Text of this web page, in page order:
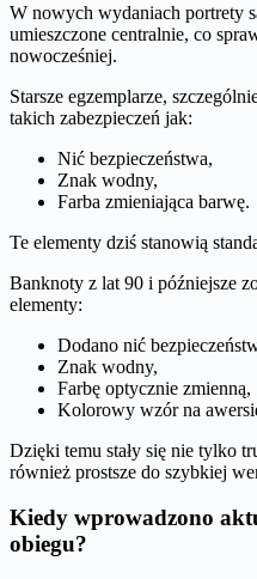
W nowych wydaniach portrety
umieszczone centralnie, co
nowocześniej.
Starsze egzemplarze,
takich zabezpieczeń jak:
Nić bezpieczeństwa,
Znak wodny,
Farba zmieniająca barwę.
Te elementy dziś stanowią
Banknoty z lat 90 i późniejsze
elementy:
Dodano nić
Znak wodny,
Farbę optycznie zmienną,
Kolorowy wzór na
Dzięki temu stały się nie tylko
również prostsze do szybkiej
Kiedy wprowadzono
obiegu?